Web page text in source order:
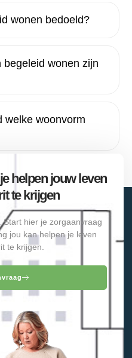
wonen bedoeld?
wonen zijn
welke woonvorm
helpen jouw leven
te krijgen
hier je zorgaanvraag
jou kan helpen je leven
te krijgen.